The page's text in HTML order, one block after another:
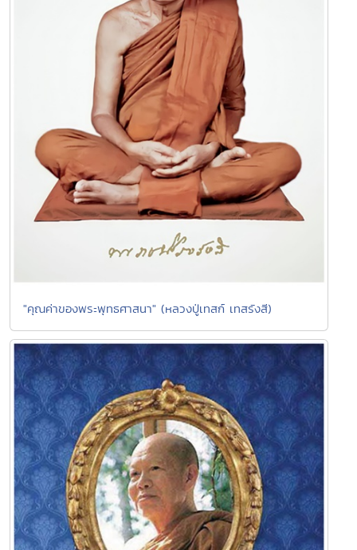
"คุณค่าของพระพุทธศาสนา" (หลวงปู่เทสก์ เทสรังสี)